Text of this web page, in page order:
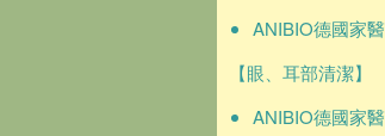
ANIBIO德國家醫
【眼、耳部清潔】
ANIBIO德國家醫